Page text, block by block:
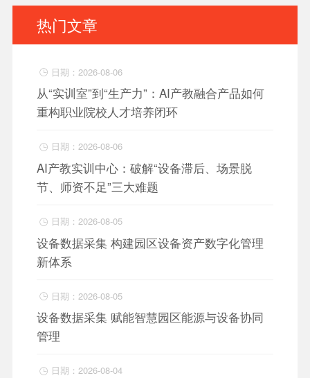
热门文章
 日期：2026-08-06
从“实训室”到“生产力”：AI产教融合产品如何
重构职业院校人才培养闭环
 日期：2026-08-06
AI产教实训中心：破解“设备滞后、场景脱
节、师资不足”三大难题
 日期：2026-08-05
设备数据采集 构建园区设备资产数字化管理
新体系
 日期：2026-08-05
设备数据采集 赋能智慧园区能源与设备协同
管理
 日期：2026-08-04